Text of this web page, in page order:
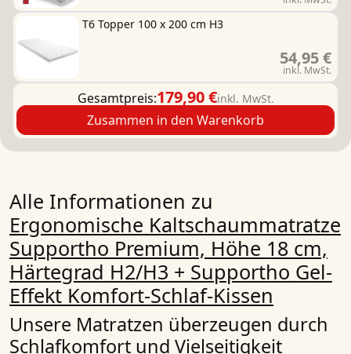
T6 Topper 100 x 200 cm H3
54,95 €
inkl. MwSt.
Gesamtpreis:179,90 €inkl. MwSt.
Zusammen in den Warenkorb
Alle Informationen zu
Ergonomische Kaltschaummatratze
Supportho Premium, Höhe 18 cm,
Härtegrad H2/H3 + Supportho Gel-
Effekt Komfort-Schlaf-Kissen
Unsere Matratzen überzeugen durch
Schlafkomfort und Vielseitigkeit